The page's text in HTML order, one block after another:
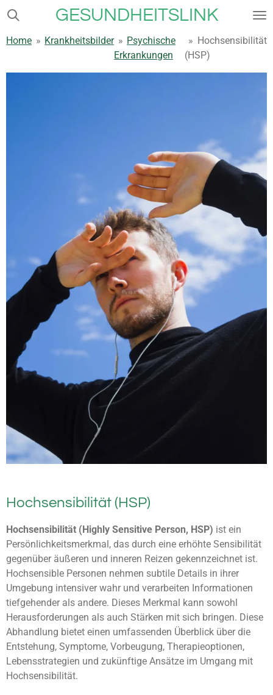
Zum
springen
GESUNDHEITSLINK
Home » Krankheitsbilder » Psychische
Erkrankungen
» Hochsensibilität
(HSP)
Hochsensibilität (HSP)
Hochsensibilität (Highly Sensitive Person, HSP) ist ein
Persönlichkeitsmerkmal, das durch eine erhöhte Sensibilität
gegenüber äußeren und inneren Reizen gekennzeichnet ist.
Hochsensible Personen nehmen subtile Details in ihrer
Umgebung intensiver wahr und verarbeiten Informationen
tiefgehender als andere. Dieses Merkmal kann sowohl
Herausforderungen als auch Stärken mit sich bringen. Diese
Abhandlung bietet einen umfassenden Überblick über die
Entstehung, Symptome, Vorbeugung, Therapieoptionen,
Lebensstrategien und zukünftige Ansätze im Umgang mit
Hochsensibilität.